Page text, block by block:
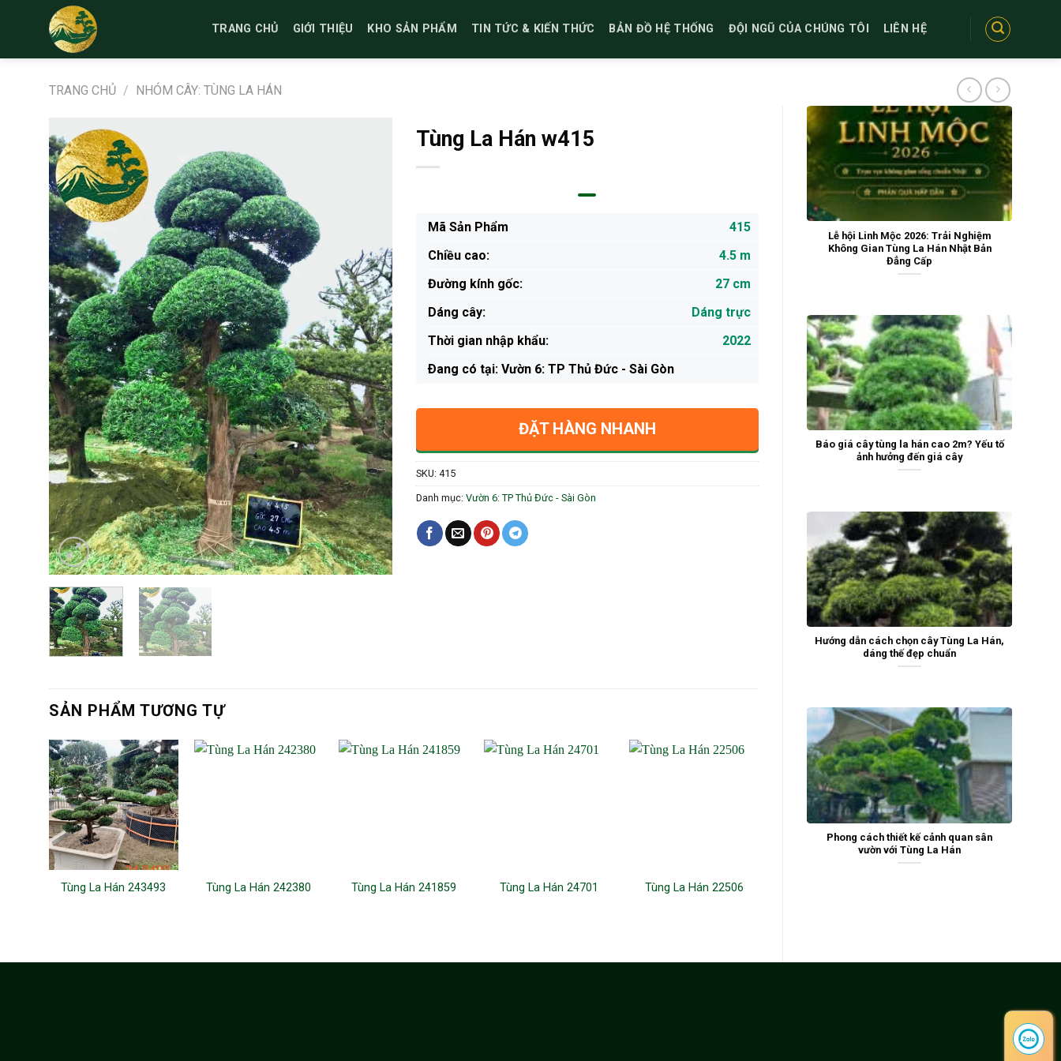
TRANG CHỦ GIỚI THIỆU KHO SẢN PHẨM TIN TỨC & KIẾN THỨC BẢN ĐỒ HỆ THỐNG ĐỘI NGŨ CỦA CHÚNG TÔI LIÊN HỆ
TRANG CHỦ / NHÓM CÂY: TÙNG LA HÁN
Lễ hội Linh Mộc 2026: Trải Nghiệm
Không Gian Tùng La Hán Nhật Bản
Đẳng Cấp
Báo giá cây tùng la hán cao 2m? Yếu tố
ảnh hưởng đến giá cây
Hướng dẫn cách chọn cây Tùng La Hán,
dáng thế đẹp chuẩn
Phong cách thiết kế cảnh quan sân
vườn với Tùng La Hán
Tùng La Hán w415
Mã Sản Phẩm
415
Chiều cao:
4.5 m
Đường kính gốc:
27 cm
Dáng cây:
Dáng trực
Thời gian nhập khẩu:
2022
Ðang có tại: Vườn 6: TP Thủ Đức - Sài Gòn
ĐẶT HÀNG NHANH
SKU: 415
Danh mục: Vườn 6: TP Thủ Đức - Sài Gòn
SẢN PHẨM TƯƠNG TỰ
Tùng La Hán 243493 Tùng La Hán 242380 Tùng La Hán 241859 Tùng La Hán 24701 Tùng La Hán 22506